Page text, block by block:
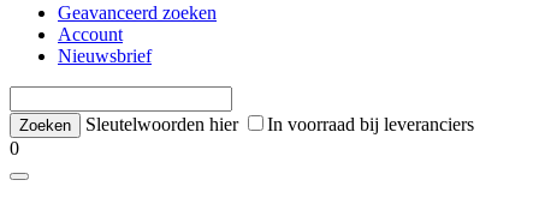
Geavanceerd zoeken
Account
Nieuwsbrief
Sleutelwoorden hier
In voorraad bij leveranciers
0